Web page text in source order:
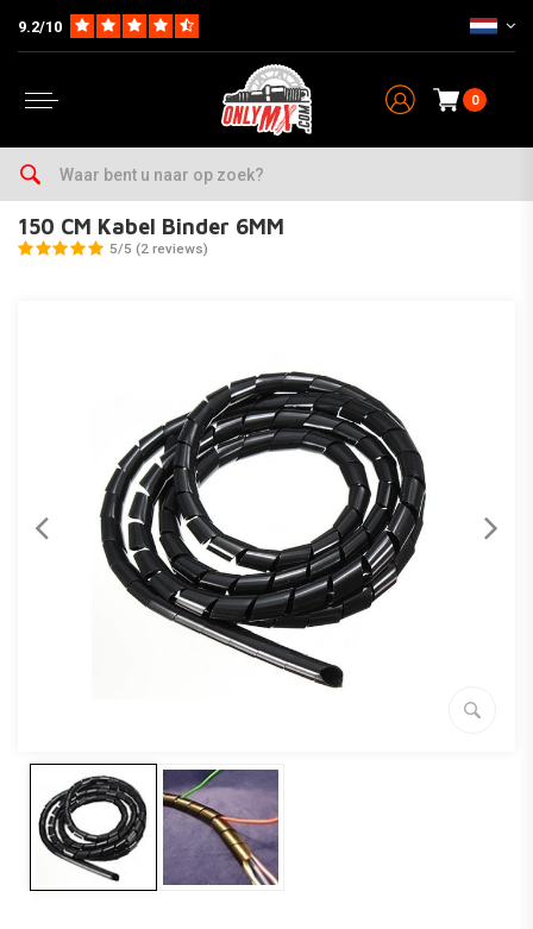
9.2/10
0
Home 150 CM Kabel Binder 6MM
150 CM Kabel Binder 6MM
5/5 (2 reviews)